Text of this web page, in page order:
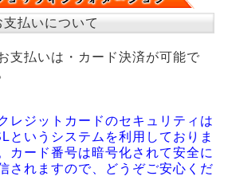
支払いについて
支払いは・カード決済が可能で
レジットカードのセキュリティは
というシステムを利用しておりま
カード番号は暗号化されて安全に
されますので、どうぞご安心くだ